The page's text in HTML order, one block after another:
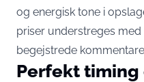
og energisk tone i
priser understreges
begejstrede
Perfekt